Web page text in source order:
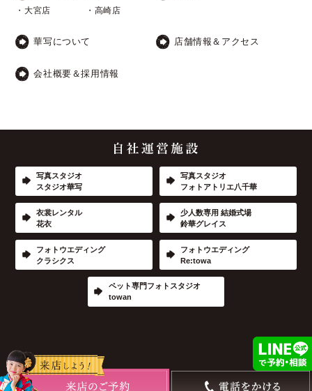
・大宮店 ・高崎店
華写について 店舗情報＆アクセス
会社概要＆採用情報
写真スタジオ
スタジオ華写
写真スタジオ
フォトアトリエ八千華
衣裳レンタル
花衣
少人数専用 結婚式場
鈴華グレイス
フォトウエディング
クラシクス
フォトウエディング
Re:towa
ペット専門フォトスタジオ
towan